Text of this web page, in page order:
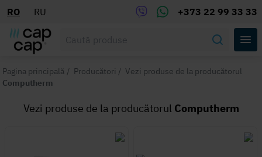
RO RU +373 22 99 33 33
Pagina principală / Producători / Vezi produse de la producătorul
Computherm
Vezi produse de la producătorul Computherm